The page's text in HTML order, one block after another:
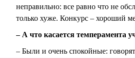
неправильно: все равно что не
только хуже. Конкурс – хороший
– А что касается темперамента
– Были и очень спокойные: